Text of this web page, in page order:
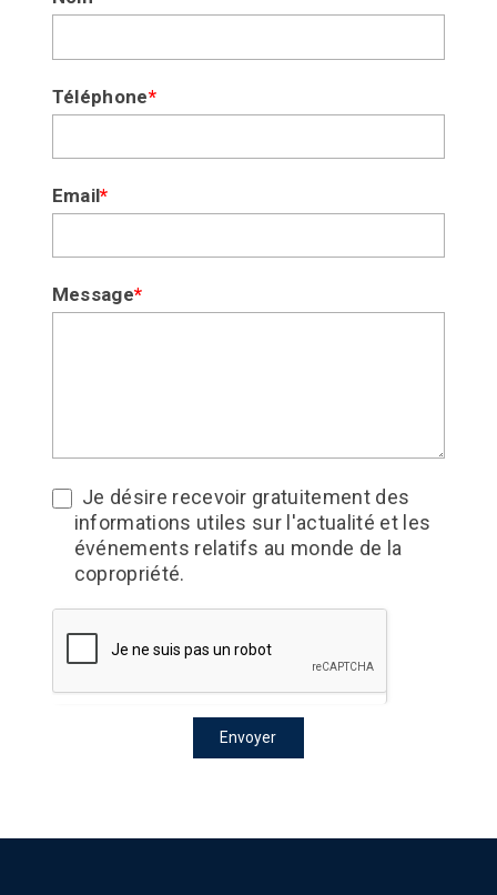
Téléphone*
Email*
Message*
Je désire recevoir gratuitement des
informations utiles sur l'actualité et les
événements relatifs au monde de la
copropriété.
un
humain,
ne
ce
Envoyer